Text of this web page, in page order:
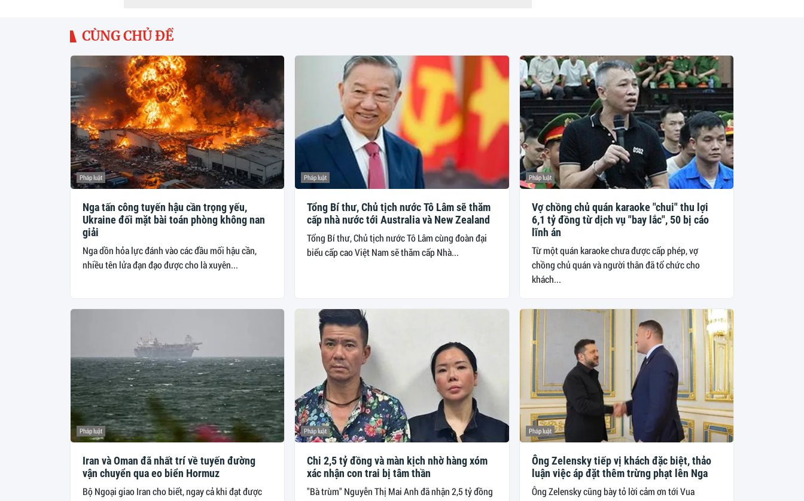
CÙNG CHỦ ĐỀ
Pháp luật
Nga tấn công tuyến hậu cần trọng yếu,
Ukraine đối mặt bài toán phòng không nan
giải
Nga dồn hỏa lực đánh vào các đầu mối hậu cần,
nhiều tên lửa đạn đạo được cho là xuyên...
Pháp luật
Tổng Bí thư, Chủ tịch nước Tô Lâm sẽ thăm
cấp nhà nước tới Australia và New Zealand
Tổng Bí thư, Chủ tịch nước Tô Lâm cùng đoàn đại
biểu cấp cao Việt Nam sẽ thăm cấp Nhà...
Pháp luật
Vợ chồng chủ quán karaoke "chui" thu lợi
6,1 tỷ đồng từ dịch vụ "bay lắc", 50 bị cáo
lĩnh án
Từ một quán karaoke chưa được cấp phép, vợ
chồng chủ quán và người thân đã tổ chức cho
khách...
Pháp luật
Iran và Oman đã nhất trí về tuyến đường
vận chuyển qua eo biển Hormuz
Bộ Ngoại giao Iran cho biết, ngay cả khi đạt được
Pháp luật
Chi 2,5 tỷ đồng và màn kịch nhờ hàng xóm
xác nhận con trai bị tâm thần
"Bà trùm" Nguyễn Thị Mai Anh đã nhận 2,5 tỷ đồng
Pháp luật
Ông Zelensky tiếp vị khách đặc biệt, thảo
luận việc áp đặt thêm trừng phạt lên Nga
Ông Zelensky cũng bày tỏ lời cảm ơn tới Vua